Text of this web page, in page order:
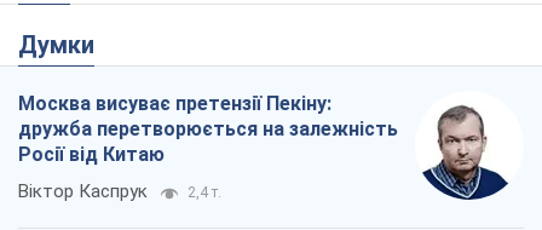
Думки
Москва висуває претензії Пекіну:
дружба перетворюється на залежність
Росії від Китаю
Віктор Каспрук 2,4 т.